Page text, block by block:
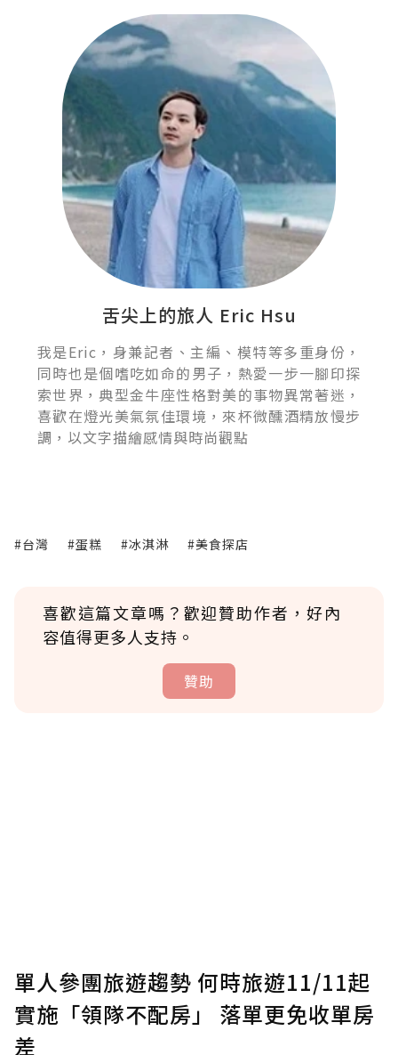
舌尖上的旅人 Eric Hsu
我是Eric，身兼記者、主編、模特等多重身份，
同時也是個嗜吃如命的男子，熱愛一步一腳印探
索世界，典型金牛座性格對美的事物異常著迷，
喜歡在燈光美氣氛佳環境，來杯微醺酒精放慢步
調，以文字描繪感情與時尚觀點
#台灣 #蛋糕 #冰淇淋 #美食探店
喜歡這篇文章嗎？歡迎贊助作者，好內
容值得更多人支持。
贊助
確認送出
單人參團旅遊趨勢 何時旅遊11/11起
實施「領隊不配房」 落單更免收單房
差